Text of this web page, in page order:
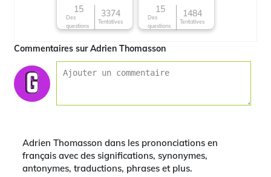
15
Des
questions
3374
Tentatives
15
Des
questions
1484
Tentatives
Commentaires sur Adrien Thomasson
Adrien Thomasson dans les prononciations en
français avec des significations, synonymes,
antonymes, traductions, phrases et plus.